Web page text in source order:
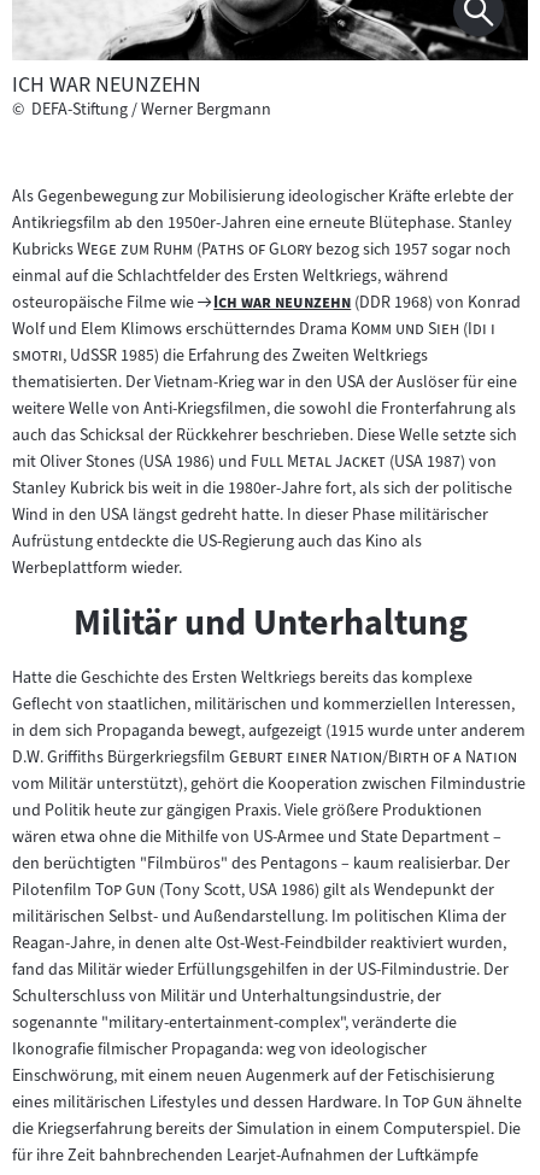
ICH WAR NEUNZEHN
© DEFA-Stiftung / Werner Bergmann
Als Gegenbewegung zur Mobilisierung ideologischer Kräfte erlebte der
Antikriegsfilm ab den 1950er-Jahren eine erneute Blütephase. Stanley
Kubricks"
Wege zum Ruhm "("Paths of Glory"bezog sich 1957 sogar noch
einmal auf die Schlachtfelder des Ersten Weltkriegs, während
osteuropäische Filme wie
Zum
Filmarchiv:
"
Ich war neunzehn"(DDR 1968) von Konrad
Wolf und Elem Klimows erschütterndes Drama "Komm und Sieh "("Idi i
smotri", UdSSR 1985) die Erfahrung des Zweiten Weltkriegs
thematisierten. Der Vietnam-Krieg war in den USA der Auslöser für eine
weitere Welle von Anti-Kriegsfilmen, die sowohl die Fronterfahrung als
auch das Schicksal der Rückkehrer beschrieben. Diese Welle setzte sich
mit Oliver Stones (USA 1986) und "Full Metal Jacket"(USA 1987) von
Stanley Kubrick bis weit in die 1980er-Jahre fort, als sich der politische
Wind in den USA längst gedreht hatte. In dieser Phase militärischer
Aufrüstung entdeckte die US-Regierung auch das Kino als
Werbeplattform wieder.
Militär und Unterhaltung
Hatte die Geschichte des Ersten Weltkriegs bereits das komplexe
Geflecht von staatlichen, militärischen und kommerziellen Interessen,
in dem sich Propaganda bewegt, aufgezeigt (1915 wurde unter anderem
D.W. Griffiths Bürgerkriegsfilm "
Geburt einer Nation/Birth of a Nation
vom Militär unterstützt), gehört die Kooperation zwischen Filmindustrie
und Politik heute zur gängigen Praxis. Viele größere Produktionen
wären etwa ohne die Mithilfe von US-Armee und State Department –
den berüchtigten "Filmbüros" des Pentagons – kaum realisierbar. Der
Pilotenfilm "
Top Gun "(Tony Scott, USA 1986) gilt als Wendepunkt der
militärischen Selbst- und Außendarstellung. Im politischen Klima der
Reagan-Jahre, in denen alte Ost-West-Feindbilder reaktiviert wurden,
fand das Militär wieder Erfüllungsgehilfen in der US-Filmindustrie. Der
Schulterschluss von Militär und Unterhaltungsindustrie, der
sogenannte "military-entertainment-complex", veränderte die
Ikonografie filmischer Propaganda: weg von ideologischer
Einschwörung, mit einem neuen Augenmerk auf der Fetischisierung
eines militärischen Lifestyles und dessen Hardware. In "
Top Gun "ähnelte
die Kriegserfahrung bereits der Simulation in einem Computerspiel. Die
für ihre Zeit bahnbrechenden Learjet-Aufnahmen der Luftkämpfe